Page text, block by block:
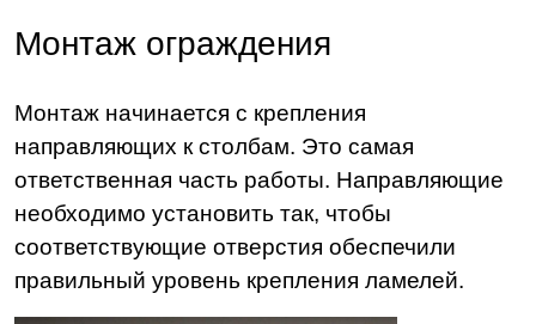
Монтаж ограждения
Монтаж начинается с крепления
направляющих к столбам. Это самая
ответственная часть работы. Направляющие
необходимо установить так, чтобы
соответствующие отверстия обеспечили
правильный уровень крепления ламелей.